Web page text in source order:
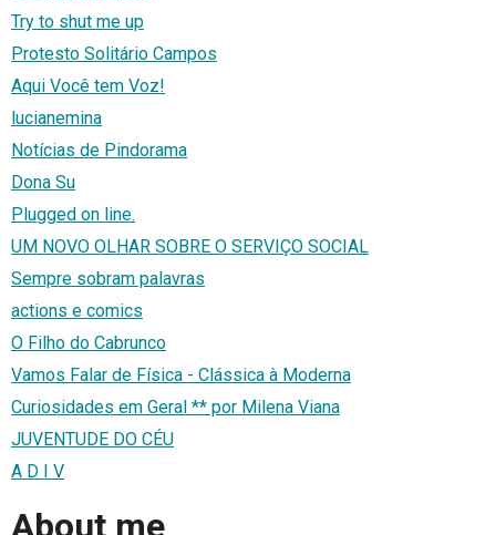
Try to shut me up
Protesto Solitário Campos
Aqui Você tem Voz!
lucianemina
Notícias de Pindorama
Dona Su
Plugged on line.
UM NOVO OLHAR SOBRE O SERVIÇO SOCIAL
Sempre sobram palavras
actions e comics
O Filho do Cabrunco
Vamos Falar de Física - Clássica à Moderna
Curiosidades em Geral ** por Milena Viana
JUVENTUDE DO CÉU
A D I V
About me